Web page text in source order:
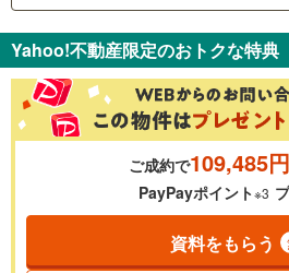
金利
0.01%
Yahoo!不動産限定のおトクな特典
ご成約で109,485円
PayPayポイント※3
資料をもらう